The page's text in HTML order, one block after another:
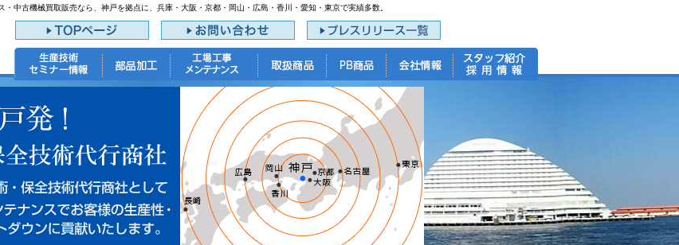
中古機械買取販売なら、神戸を拠点に、兵庫・大阪・京都・岡山・広島・香川・愛知・東京で実績多数。